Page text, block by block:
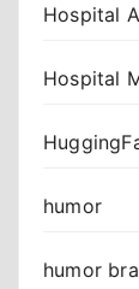
Hospital
Hospital
humor
humor